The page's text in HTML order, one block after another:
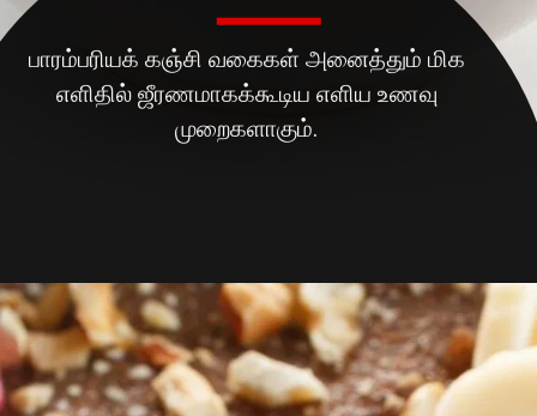
பாரம்பரியக் கஞ்சி வகைகள் அனைத்தும் மிக
எளிதில் ஜீரணமாகக்கூடிய எளிய உணவு
முறைகளாகும்.